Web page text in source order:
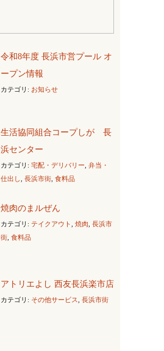
令和8年度 長浜市営プール オ
ープン情報
カテゴリ: お知らせ
生活協同組合コープしが 長
浜センター
カテゴリ: 宅配・デリバリー 弁当・
仕出し
長浜市街 食料品
焼肉のまルぜん
カテゴリ: テイクアウト 焼肉 長浜市
街 食料品
アトリエよし 西友長浜楽市店
カテゴリ: その他サービス 長浜市街